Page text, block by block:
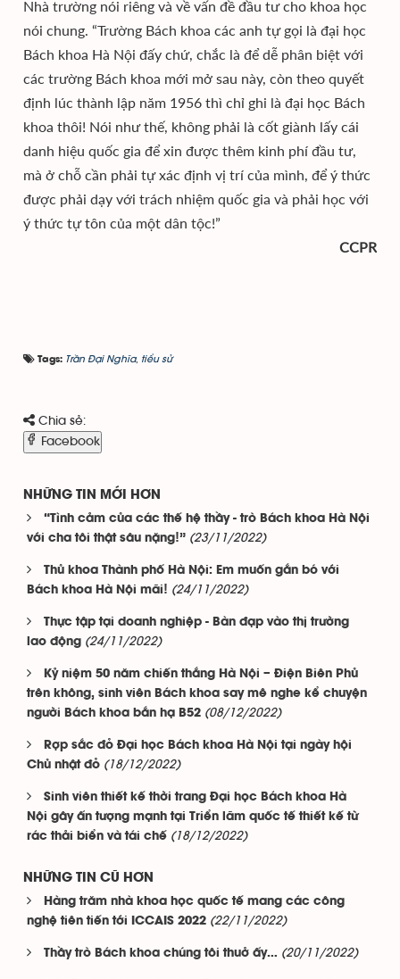
Nhà trường nói riêng và về vấn đề đầu tư cho khoa học
nói chung. “Trường Bách khoa các anh tự gọi là đại học
Bách khoa Hà Nội đấy chứ, chắc là để dễ phân biệt với
các trường Bách khoa mới mở sau này, còn theo quyết
định lúc thành lập năm 1956 thì chỉ ghi là đại học Bách
khoa thôi! Nói như thế, không phải là cốt giành lấy cái
danh hiệu quốc gia để xin được thêm kinh phí đầu tư,
mà ở chỗ cần phải tự xác định vị trí của mình, để ý thức
được phải dạy với trách nhiệm quốc gia và phải học với
ý thức tự tôn của một dân tộc!”
CCPR
Tags: Trần Đại Nghĩa, tiểu sử
Chia sẻ:
Facebook
NHỮNG TIN MỚI HƠN
“Tình cảm của các thế hệ thầy - trò Bách khoa Hà Nội
với cha tôi thật sâu nặng!” (23/11/2022)
Thủ khoa Thành phố Hà Nội: Em muốn gắn bó với
Bách khoa Hà Nội mãi! (24/11/2022)
Thực tập tại doanh nghiệp - Bàn đạp vào thị trường
lao động (24/11/2022)
Kỷ niệm 50 năm chiến thắng Hà Nội – Điện Biên Phủ
trên không, sinh viên Bách khoa say mê nghe kể chuyện
người Bách khoa bắn hạ B52 (08/12/2022)
Rợp sắc đỏ Đại học Bách khoa Hà Nội tại ngày hội
Chủ nhật đỏ (18/12/2022)
Sinh viên thiết kế thời trang Đại học Bách khoa Hà
Nội gây ấn tượng mạnh tại Triển lãm quốc tế thiết kế từ
rác thải biển và tái chế (18/12/2022)
NHỮNG TIN CŨ HƠN
Hàng trăm nhà khoa học quốc tế mang các công
nghệ tiên tiến tới ICCAIS 2022 (22/11/2022)
Thầy trò Bách khoa chúng tôi thuở ấy… (20/11/2022)